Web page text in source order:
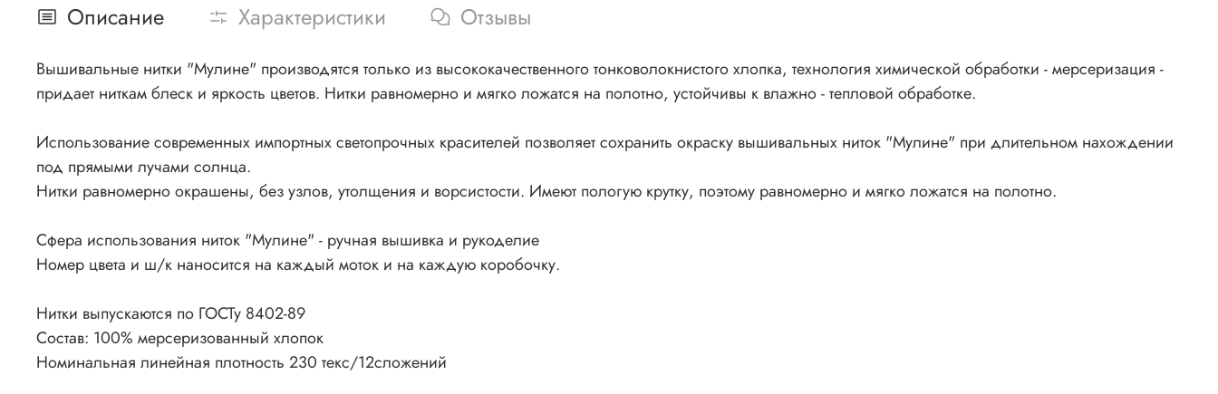
Описание Характеристики Отзывы
Вышивальные нитки "Мулине" производятся только из высококачественного тонковолокнистого хлопка, технология химической обработки - мерсеризация -
придает ниткам блеск и яркость цветов. Нитки равномерно и мягко ложатся на полотно, устойчивы к влажно - тепловой обработке.
Использование современных импортных светопрочных красителей позволяет сохранить окраску вышивальных ниток "Мулине" при длительном нахождении
под прямыми лучами солнца.
Нитки равномерно окрашены, без узлов, утолщения и ворсистости. Имеют пологую крутку, поэтому равномерно и мягко ложатся на полотно.
Сфера использования ниток "Мулине" - ручная вышивка и рукоделие
Номер цвета и ш/к наносится на каждый моток и на каждую коробочку.
Нитки выпускаются по ГОСТу 8402-89
Состав: 100% мерсеризованный хлопок
Номинальная линейная плотность 230 текс/12сложений